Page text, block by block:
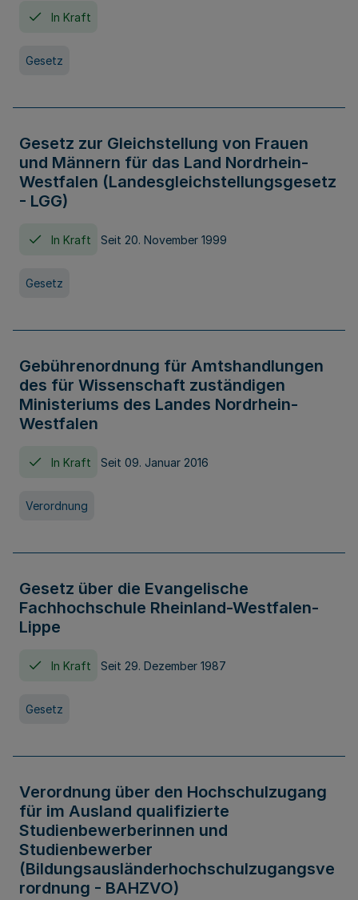
In Kraft
Gesetz
Gesetz zur Gleichstellung von Frauen
und Männern für das Land Nordrhein-
Westfalen (Landesgleichstellungsgesetz
- LGG)
In Kraft Seit 20. November 1999
Gesetz
Gebührenordnung für Amtshandlungen
des für Wissenschaft zuständigen
Ministeriums des Landes Nordrhein-
Westfalen
In Kraft Seit 09. Januar 2016
Verordnung
Gesetz über die Evangelische
Fachhochschule Rheinland-Westfalen-
Lippe
In Kraft Seit 29. Dezember 1987
Gesetz
Verordnung über den Hochschulzugang
für im Ausland qualifizierte
Studienbewerberinnen und
Studienbewerber
(Bildungsausländerhochschulzugangsve
rordnung - BAHZVO)